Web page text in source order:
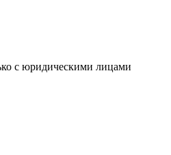
с юридическими лицами